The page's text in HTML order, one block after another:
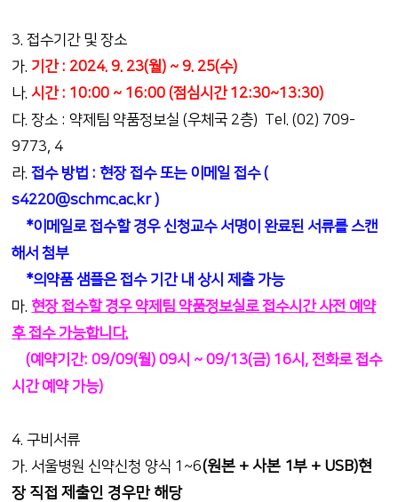
3. 접수기간 및 장소
가. 기간 : 2024. 9. 23(월) ~ 9. 25(수)
나.시간 : 10:00 ~ 16:00 (점심시간 12:30~13:30)
다. 장소 : 약제팀 약품정보실 (우체국 2층) Tel. (02) 709-
9773, 4
라.접수 방법 : 현장 접수 또는 이메일 접수 (
s4220@schmc.ac.kr )
*이메일로 접수할 경우 신청교수 서명이 완료된 서류를 스캔
해서 첨부
*의약품 샘플은 접수 기간 내 상시 제출 가능
마. 현장 접수할 경우 약제팀 약품정보실로 접수시간 사전 예약
후 접수 가능합니다.
(예약기간: 09/09(월) 09시 ~ 09/13(금) 16시, 전화로 접수
시간 예약 가능)
4. 구비서류
가. 서울병원 신약신청 양식 1~6(원본 + 사본 1부 + USB)현
장 직접 제출인 경우만 해당